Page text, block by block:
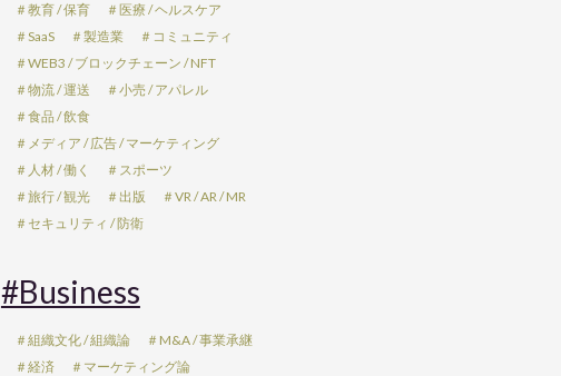
＃教育 / 保育
＃医療 / ヘルスケア
＃SaaS
＃製造業
＃コミュニティ
＃WEB3 / ブロックチェーン / NFT
＃物流 / 運送
＃小売 / アパレル
＃食品 / 飲食
＃メディア / 広告 / マーケティング
＃人材 / 働く
＃スポーツ
＃旅行 / 観光
＃出版
＃VR / AR / MR
＃セキュリティ / 防衛
#Business
＃組織文化 / 組織論
＃M&A / 事業承継
＃経済
＃マーケティング論